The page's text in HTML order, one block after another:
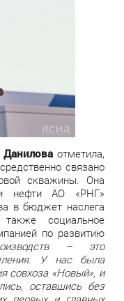
отметила,
связано
скважины. Она
нефти АО «РНГ»
в бюджет наслега
социальное
по развитию
– это
У нас была
совхоза «Новый», и
оставшись без